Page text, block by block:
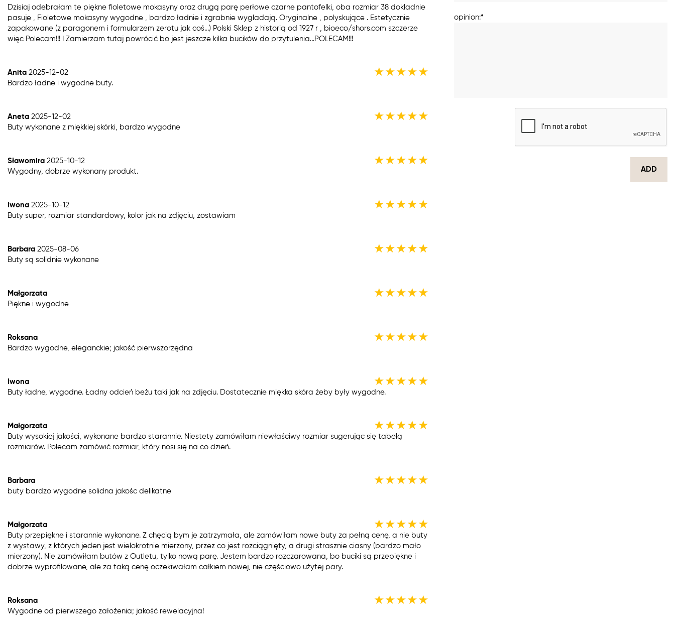
Dzisiaj odebrałam te piękne fioletowe mokasyny oraz drugą parę perłowe czarne pantofelki, oba rozmiar 38 dokladnie
pasuje , Fioletowe mokasyny wygodne , bardzo ładnie i zgrabnie wygladają. Oryginalne , polyskujące . Estetycznie
zapakowane (z paragonem i formularzem zerotu jak coś...) Polski Sklep z historią od 1927 r , bioeco/shors.com szczerze
więc Polecam!!! I Zamierzam tutaj powrócić bo jest jeszcze kilka bucików do przytulenia...POLECAM!!!
Anita 2025-12-02 ★★★★★
Bardzo ładne i wygodne buty.
Aneta 2025-12-02 ★★★★★
Buty wykonane z miękkiej skórki, bardzo wygodne
Sławomira 2025-10-12 ★★★★★
Wygodny, dobrze wykonany produkt.
Iwona 2025-10-12 ★★★★★
Buty super, rozmiar standardowy, kolor jak na zdjęciu, zostawiam
Barbara 2025-08-06 ★★★★★
Buty są solidnie wykonane
Małgorzata ★★★★★
Piękne i wygodne
Roksana ★★★★★
Bardzo wygodne, eleganckie; jakość pierwszorzędna
Iwona ★★★★★
Buty ładne, wygodne. Ładny odcień beżu taki jak na zdjęciu. Dostatecznie miękka skóra żeby były wygodne.
Małgorzata ★★★★★
Buty wysokiej jakości, wykonane bardzo starannie. Niestety zamówiłam niewłaściwy rozmiar sugerując się tabelą
rozmiarów. Polecam zamówić rozmiar, który nosi się na co dzień.
Barbara ★★★★★
buty bardzo wygodne solidna jakośc delikatne
Małgorzata ★★★★★
Buty przepiękne i starannie wykonane. Z chęcią bym je zatrzymała, ale zamówiłam nowe buty za pełną cenę, a nie buty
z wystawy, z których jeden jest wielokrotnie mierzony, przez co jest rozciągnięty, a drugi strasznie ciasny (bardzo mało
mierzony). Nie zamówiłam butów z Outletu, tylko nową parę. Jestem bardzo rozczarowana, bo buciki są przepiękne i
dobrze wyprofilowane, ale za taką cenę oczekiwałam całkiem nowej, nie częściowo użytej pary.
Roksana ★★★★★
Wygodne od pierwszego założenia; jakość rewelacyjna!
opinion:*
ADD